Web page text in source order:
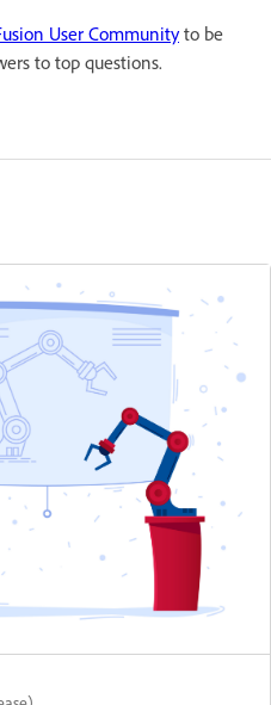
User Communityto be
to top questions.